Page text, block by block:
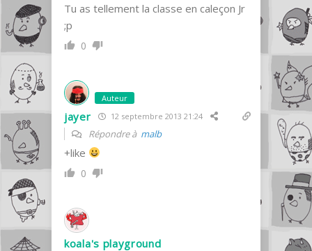
Tu as tellement la classe en caleçon Jr
;p
0
Auteur
jayer 12 septembre 2013 21:24
Répondre à malb
+like
0
koala's playground